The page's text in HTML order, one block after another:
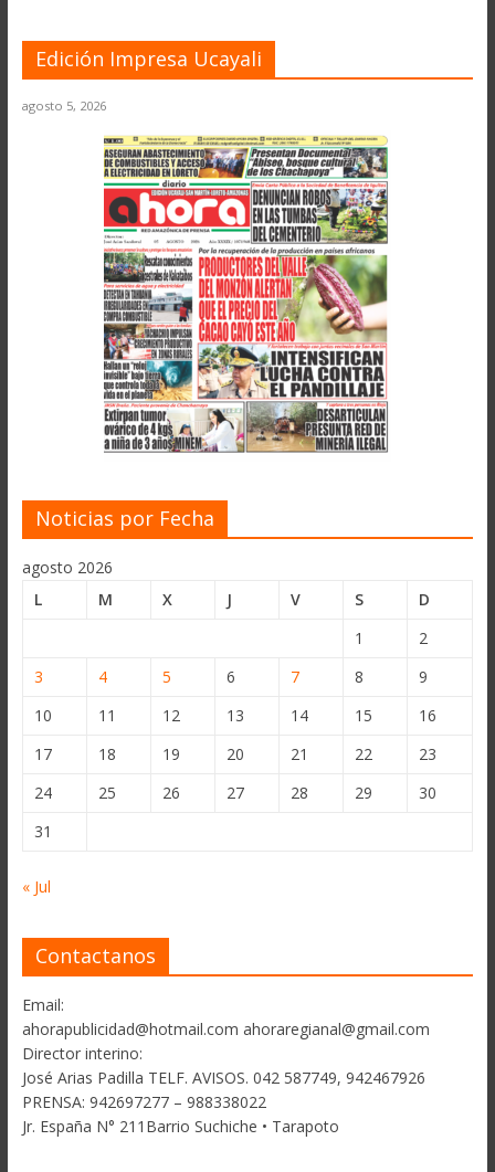
Edición Impresa Ucayali
agosto 5, 2026
Noticias por Fecha
agosto 2026
L
M X J V S
D
1
2
3
4 5 6 7 8
9
10
11 12 13 14 15
16
17
18 19 20 21 22
23
24
25 26 27 28 29
30
31
« Jul
Contactanos
Email:
ahorapublicidad@hotmail.com ahoraregianal@gmail.com
Director interino:
José Arias Padilla TELF. AVISOS. 042 587749, 942467926
PRENSA: 942697277 – 988338022
Jr. España N° 211Barrio Suchiche • Tarapoto